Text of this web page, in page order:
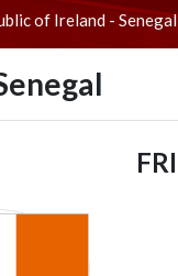
of Ireland - Senegal